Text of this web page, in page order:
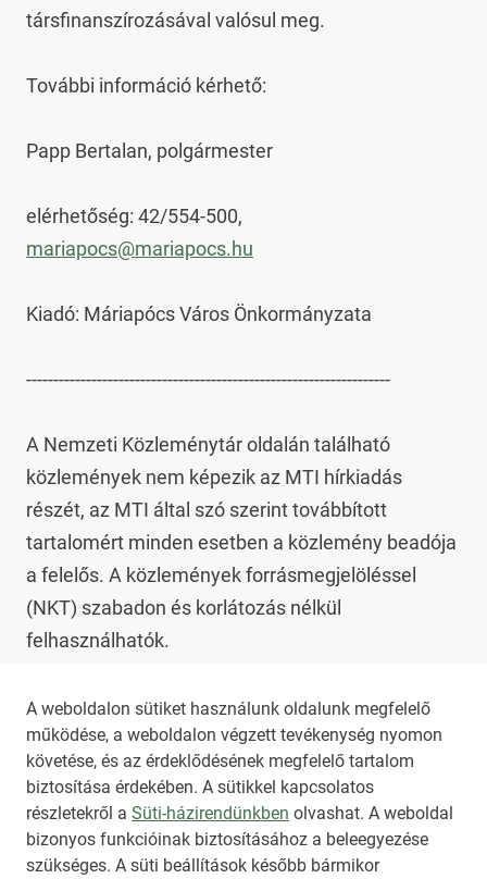
A weboldalon sütiket használunk oldalunk megfelelő
működése, a weboldalon végzett tevékenység nyomon
követése, és az érdeklődésének megfelelő tartalom
biztosítása érdekében. A sütikkel kapcsolatos
részletekről a Süti-házirendünkben olvashat. A weboldal
bizonyos funkcióinak biztosításához a beleegyezése
szükséges. A süti beállítások később bármikor
társfinanszírozásával valósul meg.
További információ kérhető:
Papp Bertalan, polgármester
mariapocs@mariapocs.hu
Kiadó: Máriapócs Város Önkormányzata
-------------------------------------------------------------------
A Nemzeti Közleménytár oldalán található
közlemények nem képezik az MTI hírkiadás
részét, az MTI által szó szerint továbbított
tartalomért minden esetben a közlemény beadója
a felelős. A közlemények forrásmegjelöléssel
(NKT) szabadon és korlátozás nélkül
felhasználhatók.
Az NKT szolgáltatással kapcsolatban további
információt az nkt@dunamsz.hu elektronikus
levelező címen kaphat.
HIRADO.HU MEDIAKLIKK.HU